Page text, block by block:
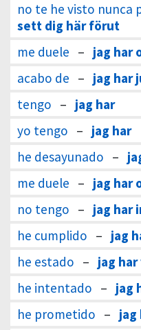
no te he visto nunca
sett dig här förut
me duele – jag har
acabo de – jag har
tengo – jag har
yo tengo – jag har
he desayunado –
me duele – jag har
no tengo – jag har
he cumplido – jag
he estado – jag
he intentado – jag
he prometido – jag